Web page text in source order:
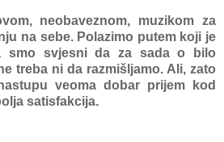
neobaveznom, muzikom za
na sebe. Polazimo putem koji je
smo svjesni da za sada o bilo
treba ni da razmišljamo. Ali, zato
veoma dobar prijem kod
satisfakcija.